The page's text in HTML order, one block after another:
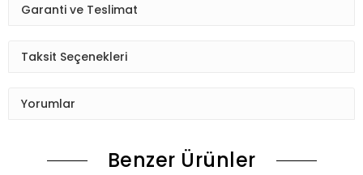
Garanti ve Teslimat
Taksit Seçenekleri
Yorumlar
Benzer Ürünler